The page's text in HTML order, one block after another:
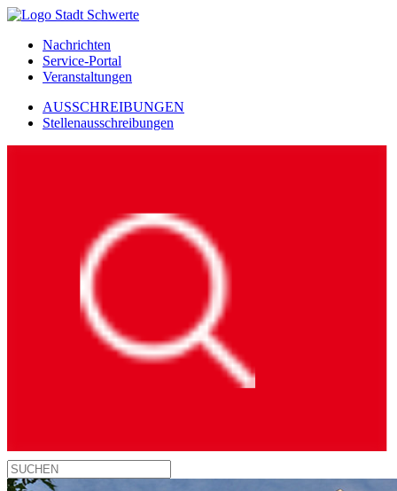
Nachrichten
Service-Portal
Veranstaltungen
AUSSCHREIBUNGEN
Stellenausschreibungen